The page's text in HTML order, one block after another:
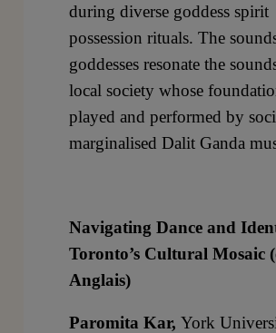
during diverse goddess spirit
possession rituals. The
goddesses resonate the
local society whose
played and performed by
marginalised Dalit Ganda
Navigating Dance and
Toronto’s Cultural Mosaic
Anglais)
Paromita Kar,York